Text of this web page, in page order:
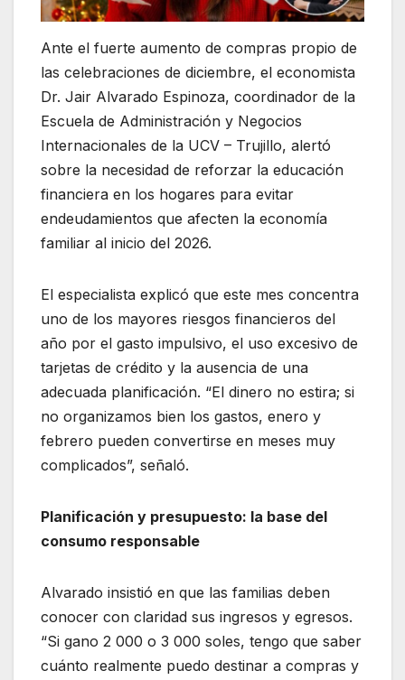
Ante el fuerte aumento de compras propio de
las celebraciones de diciembre, el economista
Dr. Jair Alvarado Espinoza, coordinador de la
Escuela de Administración y Negocios
Internacionales de la UCV – Trujillo, alertó
sobre la necesidad de reforzar la educación
financiera en los hogares para evitar
endeudamientos que afecten la economía
familiar al inicio del 2026.
El especialista explicó que este mes concentra
uno de los mayores riesgos financieros del
año por el gasto impulsivo, el uso excesivo de
tarjetas de crédito y la ausencia de una
adecuada planificación. “El dinero no estira; si
no organizamos bien los gastos, enero y
febrero pueden convertirse en meses muy
complicados”, señaló.
Planificación y presupuesto: la base del
consumo responsable
Alvarado insistió en que las familias deben
conocer con claridad sus ingresos y egresos.
“Si gano 2 000 o 3 000 soles, tengo que saber
cuánto realmente puedo destinar a compras y